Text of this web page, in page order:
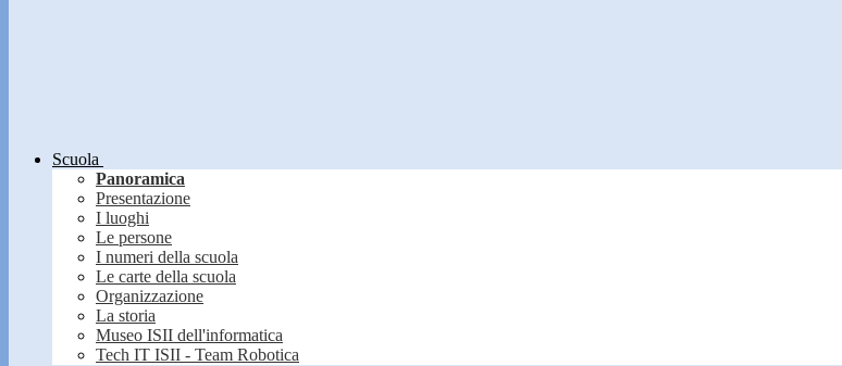
Scuola
Panoramica
Presentazione
I luoghi
Le persone
I numeri della scuola
Le carte della scuola
Organizzazione
La storia
Museo ISII dell'informatica
Tech IT ISII - Team Robotica